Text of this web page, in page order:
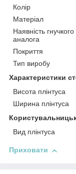
Колір
Матеріал
Наявність гнучкого
аналога
Покриття
Тип виробу
Характеристики
Висота плінтуса
Ширина плінтуса
Вид плінтуса
Приховати